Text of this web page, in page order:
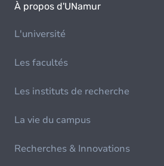
À propos d'UNamur
L'université
Les facultés
Les instituts de recherche
La vie du campus
Recherches & Innovations